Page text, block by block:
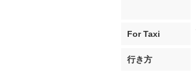
For Taxi
行き方